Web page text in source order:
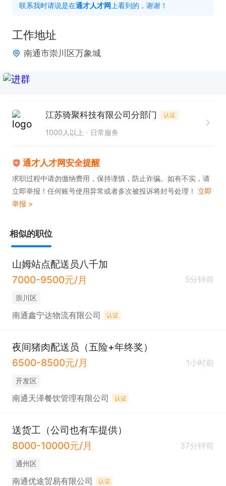
【APP奖励】距离补贴、大额补贴、重量补贴、时段
奖励等多重收入保障从业优势
【岗位要求】身体健康 会骑电动车会看导航
【岗位职责】等待派单-接单-到店-取货-送达(全程有
晚上八点，全职两个高峰期在线，可以做一个高峰
期，也有早餐夜宵可以跑
调，洗衣机
【车辆装备】公司提供电动车辆，配无限换电锂电收
霜
以骑手附近商家为中心方圆3-5公里离配送
只需两步，轻松找工作：1、先点击投简历；2、再打
电话。联系时请说在通才人才网上看到的！
联系我时请说是在通才人才网 上看到的，谢谢！
工作地址
南通市崇川区万象城
江苏骑聚科技有限公司分部门 认证
1000人以上 日常服务
通才人才网安全提醒
求职过程中请勿缴纳费用，保持谨慎，防止诈骗。如有不实，请
立即举报！任何账号使用异常或者多次被投诉将封号处理！ 立即
举报 >
相似的职位
山姆站点配送员八千加
7000-9500元/月
5分钟前
崇川区
南通鑫宁达物流有限公司 认证
夜间猪肉配送员（五险+年终奖）
6500-8500元/月
1小时前
开发区
南通天泽餐饮管理有限公司 认证
送货工（公司也有车提供）
8000-10000元/月
37分钟前
通州区
南通优途贸易有限公司 认证